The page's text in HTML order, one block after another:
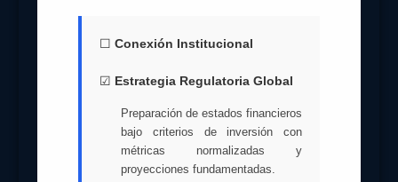
☐ Conexión Institucional
☑ Estrategia Regulatoria Global
Preparación de estados financieros
bajo criterios de inversión con
métricas normalizadas y
proyecciones fundamentadas.